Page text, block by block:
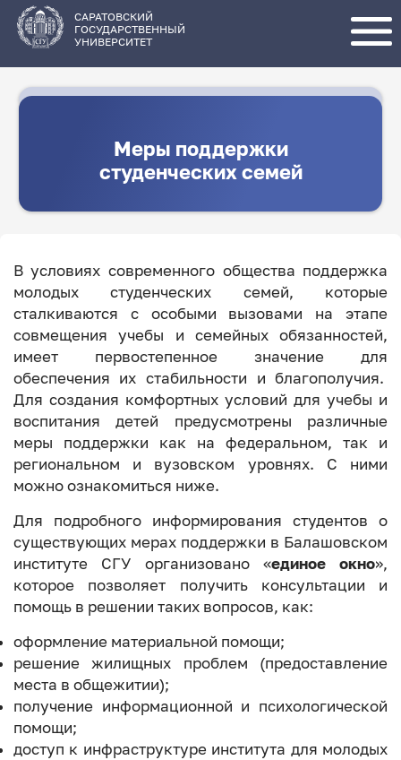
основному
содержанию
САРАТОВСКИЙ
ГОСУДАРСТВЕННЫЙ
УНИВЕРСИТЕТ
Меры поддержки
студенческих семей
В условиях современного общества поддержка
молодых студенческих семей, которые
сталкиваются с особыми вызовами на этапе
совмещения учебы и семейных обязанностей,
имеет первостепенное значение для
обеспечения их стабильности и благополучия.
Для создания комфортных условий для учебы и
воспитания детей предусмотрены различные
меры поддержки как на федеральном, так и
региональном и вузовском уровнях. С ними
можно ознакомиться ниже.
Для подробного информирования студентов о
существующих мерах поддержки в Балашовском
институте СГУ организовано «единое окно»,
которое позволяет получить консультации и
помощь в решении таких вопросов, как:
оформление материальной помощи;
решение жилищных проблем (предоставление
места в общежитии);
получение информационной и психологической
помощи;
доступ к инфраструктуре института для молодых